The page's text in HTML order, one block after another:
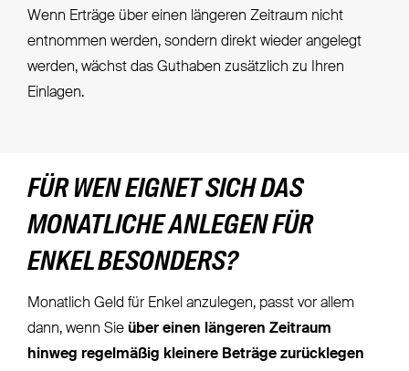
Wenn Erträge über einen längeren Zeitraum nicht
entnommen werden, sondern direkt wieder angelegt
werden, wächst das Guthaben zusätzlich zu Ihren
Einlagen.
FÜR WEN EIGNET SICH DAS
MONATLICHE ANLEGEN FÜR
ENKEL BESONDERS?
Monatlich Geld für Enkel anzulegen, passt vor allem
dann, wenn Sie über einen längeren Zeitraum
hinweg regelmäßig kleinere Beträge zurücklegen